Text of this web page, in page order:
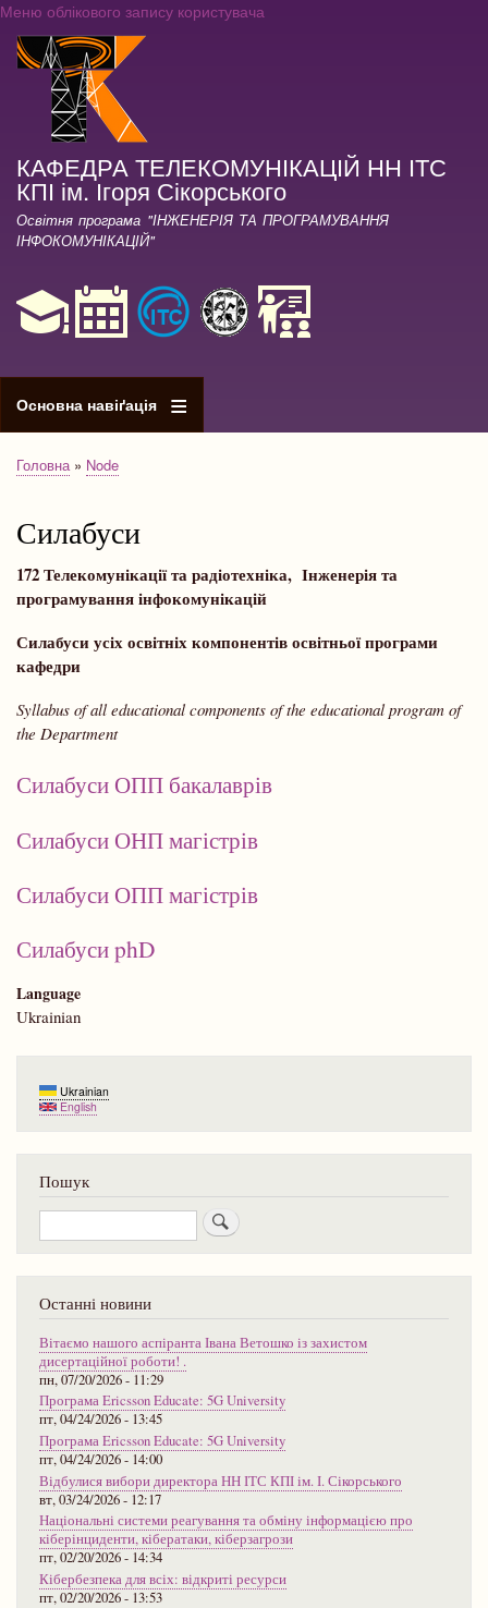
Перейти
Меню облікового запису користувача
КАФЕДРА ТЕЛЕКОМУНІКАЦІЙ НН ІТС
КПІ ім. Ігоря Сікорського
Освітня програма "ІНЖЕНЕРІЯ ТА ПРОГРАМУВАННЯ
ІНФОКОМУНІКАЦІЙ"
Основна навіґація
Рядок
Головна Node
Силабуси
172 Телекомунікації та радіотехніка, Інженерія та
програмування інфокомунікацій
Силабуси усіх освітніх компонентів освітньої програми
кафедри
Syllabus of all educational components of the educational program of
the Department
Силабуси ОПП бакалаврів
Силабуси ОНП магістрів
Силабуси ОПП магістрів
Силабуси phD
Language
Ukrainian
Ukrainian
English
Пошук
Пошук
Останні новини
Вітаємо нашого аспіранта Івана Ветошко із захистом
дисертаційної роботи! .
пн, 07/20/2026 - 11:29
Програма Ericsson Educate: 5G University
пт, 04/24/2026 - 13:45
Програма Ericsson Educate: 5G University
пт, 04/24/2026 - 14:00
Відбулися вибори директора НН ІТС КПІ ім. І. Сікорського
вт, 03/24/2026 - 12:17
Національні системи реагування та обміну інформацією про
кіберінциденти, кібератаки, кіберзагрози
пт, 02/20/2026 - 14:34
Кібербезпека для всіх: відкриті ресурси
пт, 02/20/2026 - 13:53